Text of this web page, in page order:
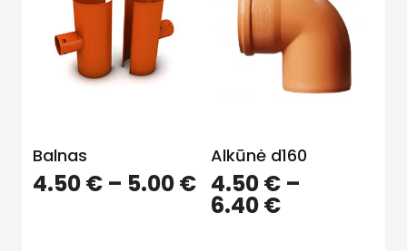
Balnas
4.50€ – 5.00€Price
range:
Alkūnė d160
4.50€ –
6.40€Price